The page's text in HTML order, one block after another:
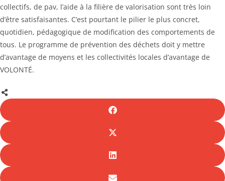
collectifs, de pav, l’aide à la filière de valorisation sont très loin
d’être satisfaisantes. C’est pourtant le pilier le plus concret,
quotidien, pédagogique de modification des comportements de
tous. Le programme de prévention des déchets doit y mettre
d’avantage de moyens et les collectivités locales d’avantage de
VOLONTÉ.